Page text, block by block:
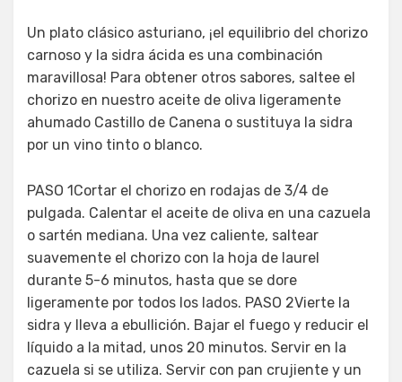
Un plato clásico asturiano, ¡el equilibrio del chorizo
carnoso y la sidra ácida es una combinación
maravillosa! Para obtener otros sabores, saltee el
chorizo en nuestro aceite de oliva ligeramente
ahumado Castillo de Canena o sustituya la sidra
por un vino tinto o blanco.
PASO 1Cortar el chorizo en rodajas de 3/4 de
pulgada. Calentar el aceite de oliva en una cazuela
o sartén mediana. Una vez caliente, saltear
suavemente el chorizo con la hoja de laurel
durante 5-6 minutos, hasta que se dore
ligeramente por todos los lados. PASO 2Vierte la
sidra y lleva a ebullición. Bajar el fuego y reducir el
líquido a la mitad, unos 20 minutos. Servir en la
cazuela si se utiliza. Servir con pan crujiente y un